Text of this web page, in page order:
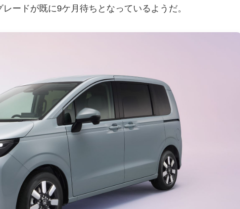
ードが既に9ケ月待ちとなっているようだ。